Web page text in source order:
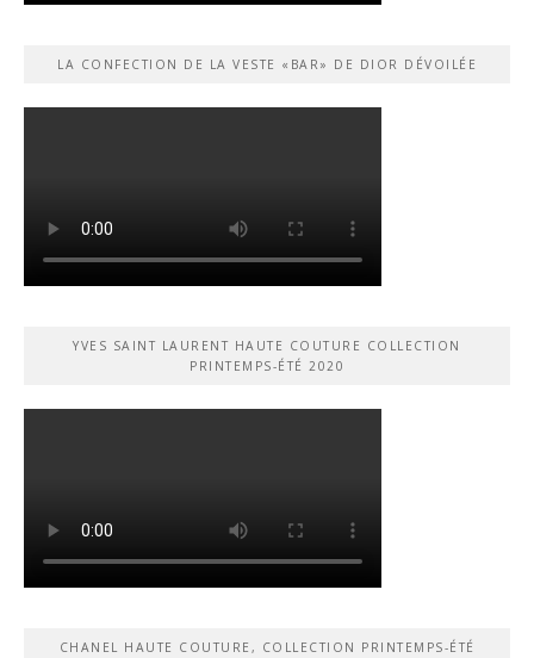
LA CONFECTION DE LA VESTE «BAR» DE DIOR DÉVOILÉE
YVES SAINT LAURENT HAUTE COUTURE COLLECTION
PRINTEMPS-ÉTÉ 2020
CHANEL HAUTE COUTURE, COLLECTION PRINTEMPS-ÉTÉ